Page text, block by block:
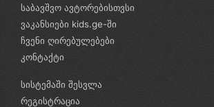
საბავშვო ავტორებისთვსი
ვაკანსიები kids.ge-ში
ჩვენი ღირებულებები
კონტაქტი
სისტემაში შესვლა
რეგისტრაცია